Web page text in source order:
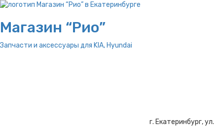
Магазин “Рио”
Запчасти и аксессуары для KIA, Hyundai
г. Екатеринбург, ул.